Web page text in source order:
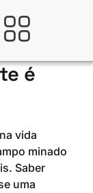
é
vida
minado
Saber
uma